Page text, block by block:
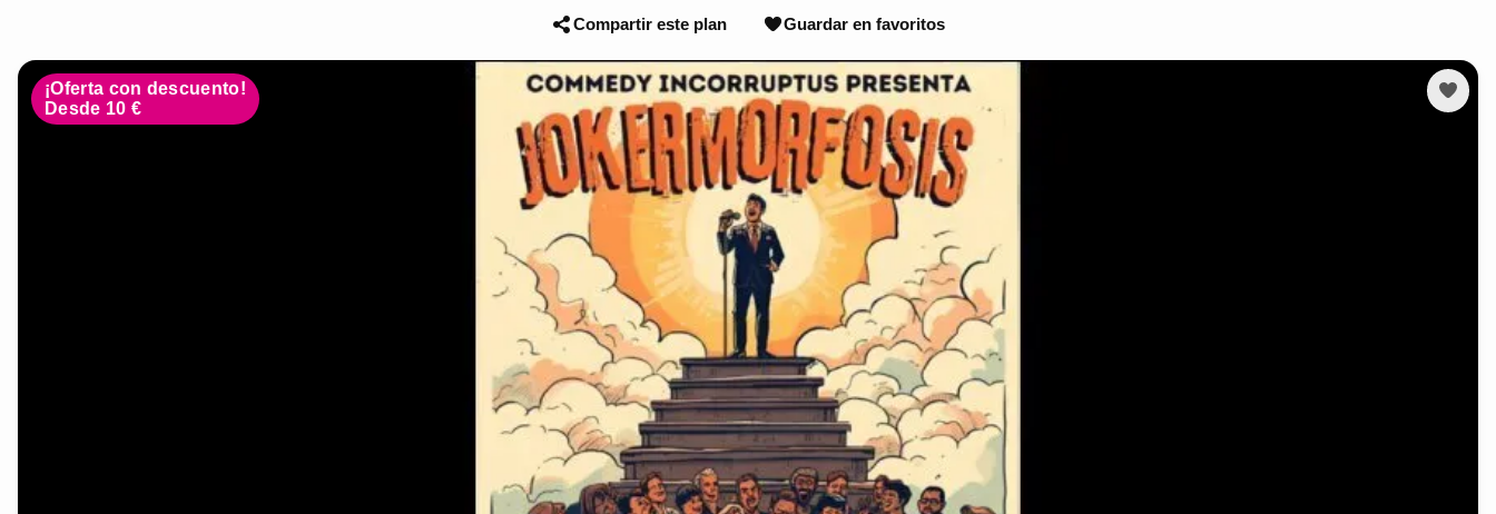
Compartir este plan Guardar en favoritos
¡Oferta con descuento!
Desde 10 €